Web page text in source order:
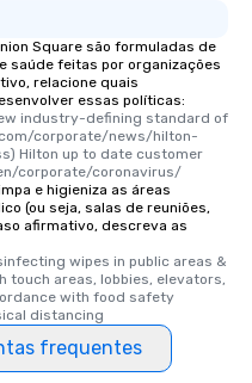
Square são formuladas de
saúde feitas por organizações
relacione quais
essas políticas:
industry-defining standard of
corporate/news/hilton-
Hilton up to date customer
corporate/coronavirus/
e higieniza as áreas
(ou seja, salas de reuniões,
afirmativo, descreva as
wipes in public areas &
touch areas, lobbies, elevators,
with food safety
distancing
frequentes